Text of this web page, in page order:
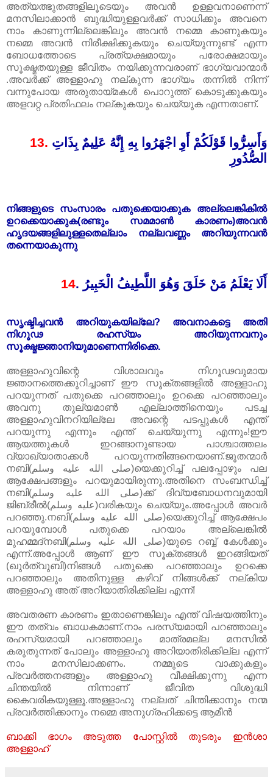
അത്യത്ഭുതങ്ങളിലൂടെയും അവൻ ഉള്ളവനാണെന്ന്
മനസിലാക്കാൻ ബുദ്ധിയുള്ളവർക്ക് സാധിക്കും അവനെ
നാം കാണുന്നില്ലെങ്കിലും അവൻ നമ്മെ കാണുകയും
നമ്മെ അവൻ നിരീക്ഷിക്കുകയും ചെയ്യുന്നുണ്ട് എന്ന
ബോധത്തോടെ പ്രത്യക്ഷമായും പരോക്ഷമായും
സൂക്ഷ്മതയുള്ള ജീവിതം നയിക്കുന്നവരാണ്‌‌ ഭാഗ്യവാന്മാർ
.അവർക്ക് അള്ളാഹു നല്കുന്ന ഭാഗ്യം തന്നിൽ നിന്ന്
വന്നുപോയ അരുതായ്മകൾ പൊറുത്ത് കൊടുക്കുകയും
അളവറ്റ പ്രതിഫലം നല്കുകയും ചെയ്യുക എന്നതാണ്‌‌.
13. وَأَسِرُّوا قَوْلَكُمْ أَوِ اجْهَرُوا بِهِ إِنَّهُ عَلِيمٌ بِذَاتِ
الصُّدُورِ
നിങ്ങളുടെ സംസാരം പതുക്കെയാക്കുക അല്ലെങ്കികിൽ
ഉറക്കെയാക്കുക(രണ്ടും സമമാൺ‌ കാരണം)അവൻ
ഹൃ‌ദയങ്ങളിലുള്ളതെല്ലാം നല്ലവണ്ണം അറിയുന്നവൻ
തന്നെയാകുന്നു
14. أَلَا يَعْلَمُ مَنْ خَلَقَ وَهُوَ اللَّطِيفُ الْخَبِيرُ
സൃ‌ഷ്ടിച്ചവൻ അറിയുകയില്ലേ? അവനാകട്ടെ അതി
നിഗൂഢ രഹസ്യം അറിയുന്നവനും
സൂക്ഷ്മജ്ഞാനിയുമാണെന്നിരിക്കെ.
അള്ളാഹുവിന്റെ വിശാലവും നിഗൂഢവുമായ
ജ്ഞാനത്തെക്കുറിച്ചാണ്‌‌ ഈ സൂക്തങ്ങളിൽ അള്ളാഹു
പറയുന്നത് പതുക്കെ പറഞ്ഞാലും ഉറക്കെ പറഞ്ഞാലും
അവനു തുല്യമാൺ‌ എല്ലാത്തിനെയും പടച്ച
അള്ളാഹുവിനറിയില്ലേ അവന്റെ പടപ്പുകൾ എന്ത്
പറയുന്നു എന്നും എന്ത് ചെയ്യുന്നു എന്നും!ഈ
ആയത്തുകൾ ഇറങ്ങാനുണ്ടായ പാശ്ചാത്തലം
വ്യാഖ്യാതാക്കൾ പറയുന്നതിങ്ങനെയാണ്‌‌.ജൂതന്മാർ
നബി(صلى الله عليه وسلم)യെക്കുറിച്ച് പലപ്പോഴും പല
ആക്ഷേപങ്ങളും പറയുമായിരുന്നു.അതിനെ സംബന്ധിച്ച്
നബി(صلى الله عليه وسلم)ക്ക് ദിവ്യബോധനവുമായി
ജിബ്‌രീൽ(عليه وسلم)വരികയും ചെയ്യും.അപ്പോൾ അവർ
പറഞ്ഞു.നബി(صلى الله عليه وسلم)യെക്കുറിച്ച് ആക്ഷേപം
പറയുമ്പോൾ പതുക്കെ പറയാം അല്ലെങ്കിൽ
മുഹമ്മദ്നബി(صلى الله عليه وسلم)യുടെ റബ്ബ് കേൾക്കും
എന്ന്.അപ്പോൾ ആണ്‌ ഈ സൂക്തങ്ങൾ ഇറങ്ങിയത്
(ഖുർത്വുബി)നിങ്ങൾ പതുക്കെ പറഞ്ഞാലും ഉറക്കെ
പറഞ്ഞാലും അതിനുള്ള കഴിവ് നിങ്ങൾക്ക് നല്കിയ
അള്ളാഹു അത് അറിയാതിരിക്കില്ല എന്ന്!
അവതരണ കാരണം ഇതാണെങ്കിലും എന്ത് വിഷയത്തിനും
ഈ തത്വം ബാധകമാണ്‌.നാം പരസ്യമായി പറഞ്ഞാലും
രഹസ്യമായി പറഞ്ഞാലും മാത്രമല്ല മനസിൽ
കരുതുന്നത് പോലും അള്ളാഹു അറിയാതിരിക്കില്ല എന്ന്
നാം മനസിലാക്കണം. നമ്മുടെ വാക്കുകളും
പ്രവർത്തനങ്ങളും അള്ളാഹു വീക്ഷിക്കുന്നു എന്ന
ചിന്തയിൽ നിന്നാണ്‌ ജീവിത വിശുദ്ധി
കൈവരികയുള്ളൂ.അള്ളാഹു നല്ലത് ചിന്തിക്കാനും നന്മ
പ്രവർത്തിക്കാനും നമ്മെ അനുഗ്രഹിക്കട്ടെ ആമീൻ
ബാക്കി ഭാഗം അടുത്ത പോസ്റ്റിൽ തുടരും ഇൻശാ
അള്ളാഹ്